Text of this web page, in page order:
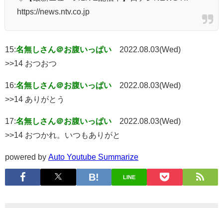
https://news.ntv.co.jp
15:名無しさん＠お腹いっぱい
2022.08.03(Wed)
>>14 おつおつ
16:名無しさん＠お腹いっぱい
2022.08.03(Wed)
>>14 ありがとう
17:名無しさん＠お腹いっぱい
2022.08.03(Wed)
>>14 おつかれ。いつもありがと
powered by Auto Youtube Summarize
LINE